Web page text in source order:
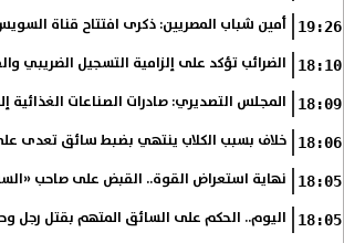
19:26 أمين شباب المصريين: ذكرى افتتاح قناة
18:10 الضرائب تؤكد على إلزامية التسجيل الضريبي
18:09 المجلس التصديري: صادرات الصناعات الغذائية إلى الاتحاد
18:06 خلاف بسبب الكلاب ينتهي بضبط سائق تعدى
18:05 نهاية استعراض القوة.. القبض على صاحب
18:05 اليوم.. الحكم على السائق المتهم بقتل رجل وحفيدته